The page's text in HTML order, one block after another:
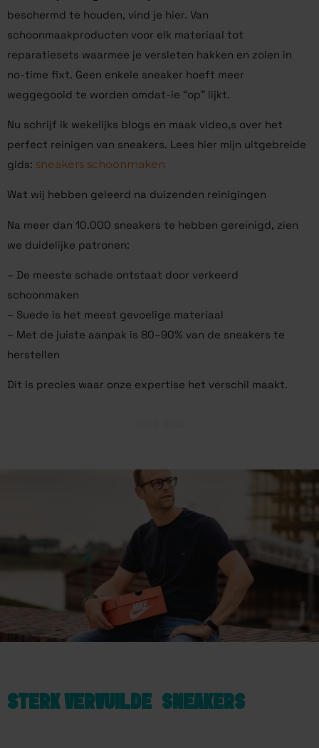
beschermd te houden, vind je hier. Van
schoonmaakproducten voor elk materiaal tot
reparatiesets waarmee je versleten hakken en zolen in
no-time fixt. Geen enkele sneaker hoeft meer
weggegooid te worden omdat-ie “op” lijkt.
Nu schrijf ik wekelijks blogs en maak video,s over het
perfect reinigen van sneakers. Lees hier mijn uitgebreide
gids: sneakers schoonmaken
Wat wij hebben geleerd na duizenden reinigingen
Na meer dan 10.000 sneakers te hebben gereinigd, zien
we duidelijke patronen:
– De meeste schade ontstaat door verkeerd
schoonmaken
– Suede is het meest gevoelige materiaal
– Met de juiste aanpak is 80–90% van de sneakers te
herstellen
Dit is precies waar onze expertise het verschil maakt.
STERK VERVUILDE SNEAKERS